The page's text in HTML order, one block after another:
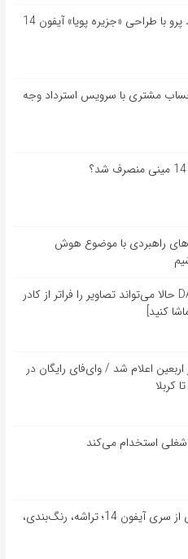
طرح‌های مفهومی آیپد پرو با طراحی «جزیره پویا» آیفون 14
مشتری با سرویس استرداد وجه
راهبردی با موضوع هوش
هوش مصنوعی DALL-E حالا می‌تواند تصاویر را فراتر از کادر
کنید]
اربعین اعلام شد / وای‌فای رایگان در
استخدام می‌کند
افشای جزئیات جدیدی از سری آیفون 14؛ تراشه، رنگ‌بندی،